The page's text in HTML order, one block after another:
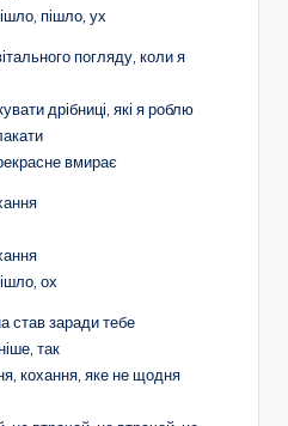
пішло, ух
погляду, коли я
дрібниці, які я роблю
вмирає
ох
став заради тебе
так
кохання, яке не щодня